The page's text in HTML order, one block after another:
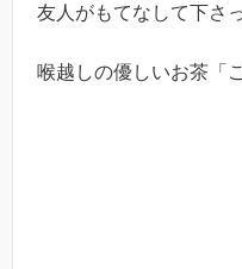
友人がもてなして下さ
喉越しの優しいお茶「